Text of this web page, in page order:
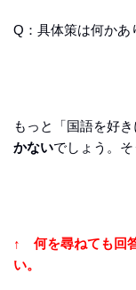
Q：具体策は何かあ
もっと「国語を好
かないでしょう。そ
↑ 何を尋ねても回
い。